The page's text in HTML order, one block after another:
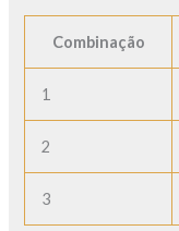
Combinação
1
2
3